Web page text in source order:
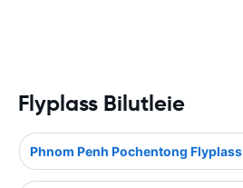
Flyplass Bilutleie
Phnom Penh Pochentong Flyplass